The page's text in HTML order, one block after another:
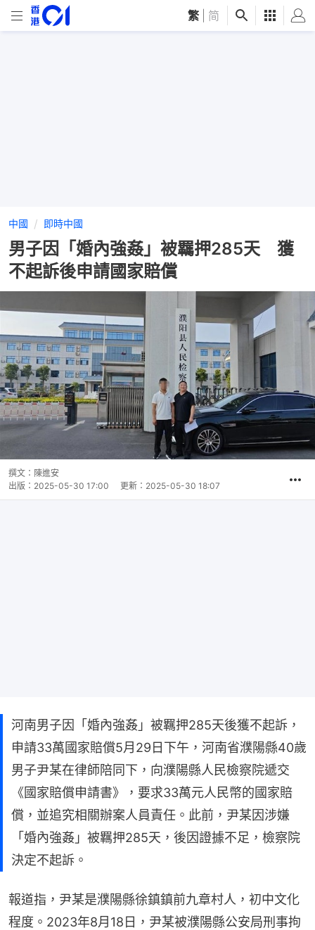
繁 简
中國 即時中國
男子因「婚內強姦」被羈押285天 獲
不起訴後申請國家賠償
撰文： 陳進安
出版： 2025-05-30 17:00 更新： 2025-05-30 18:07
河南男子因「婚內強姦」被羈押285天後獲不起訴，
申請33萬國家賠償5月29日下午，河南省濮陽縣40歲
男子尹某在律師陪同下，向濮陽縣人民檢察院遞交
《國家賠償申請書》，要求33萬元人民幣的國家賠
償，並追究相關辦案人員責任。此前，尹某因涉嫌
「婚內強姦」被羈押285天，後因證據不足，檢察院
決定不起訴。
報道指，尹某是濮陽縣徐鎮鎮前九章村人，初中文化
程度。2023年8月18日，尹某被濮陽縣公安局刑事拘